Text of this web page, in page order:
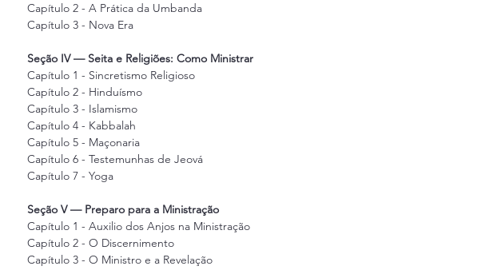
Capítulo 2 - A Prática da Umbanda
Capítulo 3 - Nova Era
Seção IV — Seita e Religiões: Como Ministrar
Capítulo 1 - Sincretismo Religioso
Capítulo 2 - Hinduísmo
Capítulo 3 - Islamismo
Capítulo 4 - Kabbalah
Capítulo 5 - Maçonaria
Capítulo 6 - Testemunhas de Jeová
Capítulo 7 - Yoga
Seção V — Preparo para a Ministração
Capítulo 1 - Auxilio dos Anjos na Ministração
Capítulo 2 - O Discernimento
Capítulo 3 - O Ministro e a Revelação